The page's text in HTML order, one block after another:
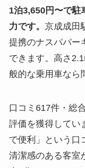
1泊3,650円〜で駐
力です。 京成成田
提携のナスパパー
できます。高さ
般的な乗用車なら
口コミ617件・総
評価を獲得してい
で便利」という口
清潔感のある客室